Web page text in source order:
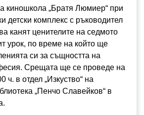
киношкола „Братя Люмиер“ при
комплекс с ръководител
канят ценителите на седмото
урок, по време на който ще
си за същността на
Срещата ще се проведе на
ч. в отдел „Изкуство“ на
„Пенчо Славейков“ в